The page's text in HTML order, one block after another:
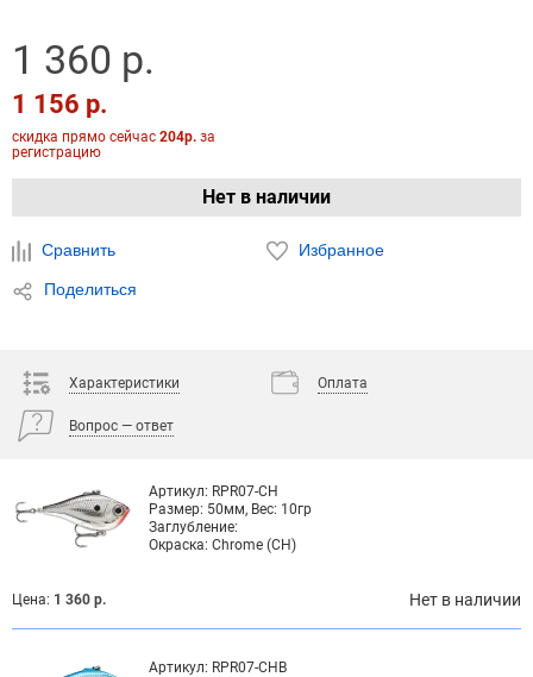
1 360 р.
1 156 р.
скидка прямо сейчас 204р. за
регистрацию
Нет в наличии
Сравнить Избранное
Поделиться
Характеристики Оплата
Вопрос — ответ
Артикул: RPR07-CH
Размер: 50мм, Вес: 10гр
Заглубление:
Окраска: Chrome (CH)
Цена: 1 360 р. Нет в наличии
Артикул: RPR07-CHB